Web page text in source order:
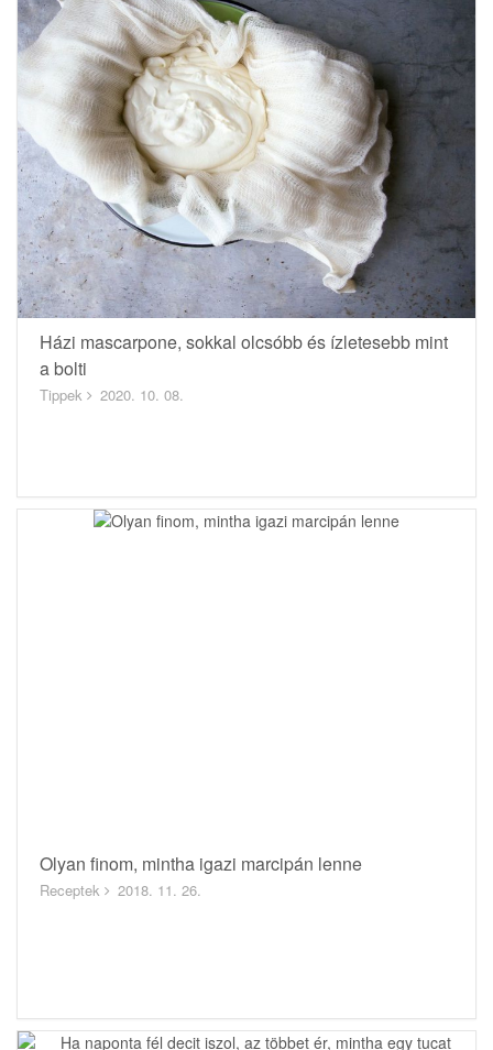
Házi mascarpone, sokkal olcsóbb és ízletesebb mint
a bolti
Tippek 2020. 10. 08.
Olyan finom, mintha igazi marcipán lenne
Receptek 2018. 11. 26.